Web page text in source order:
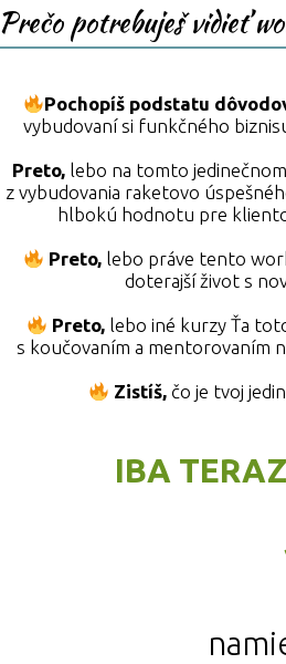
Prečo potrebuješ vidieť
Pochopíš podstatu
vybudovaní si funkčného
Preto,lebo na tomto
z vybudovania raketovo
hlbokú hodnotu pre
Preto,lebo práve tento
doterajší život s
Preto, lebo iné kurzy Ťa
s koučovaním a mentorovaním
Zistíš,čo je tvoj
IBA